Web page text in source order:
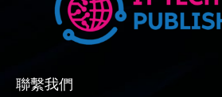
聯繫我們